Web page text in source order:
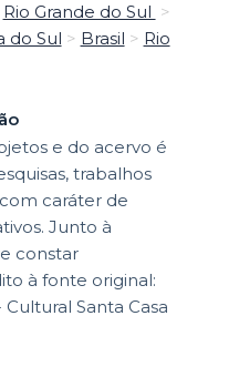
Rio Grande do Sul >
do Sul > Brasil > Rio
e do acervo é
trabalhos
caráter de
Junto à
constar
à fonte original:
Santa Casa